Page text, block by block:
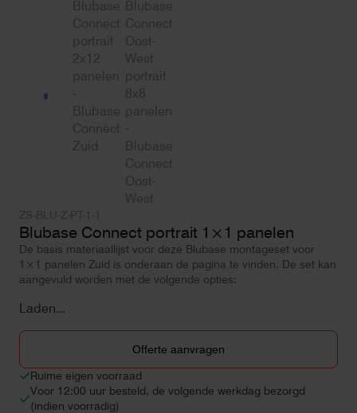
Blubase Connect portrait 1×1 panelen
De basis materiaallijst voor deze Blubase montageset voor
1×1 panelen Zuid is onderaan de pagina te vinden. De set kan
aangevuld worden met de volgende opties:
Laden...
Offerte aanvragen
Ruime eigen voorraad
Voor 12:00 uur besteld, de volgende werkdag bezorgd
(indien voorradig)